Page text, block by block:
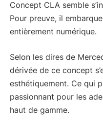
Concept CLA semble
Pour preuve, il
entièrement numérique.
Selon les dires de
dérivée de ce concept
esthétiquement. Ce qui
passionnant pour les
haut de gamme.